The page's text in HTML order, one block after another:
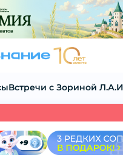
Встречи с Зориной Л.А.